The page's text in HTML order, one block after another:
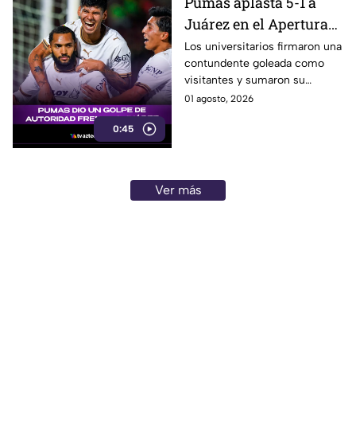
0:45
Juárez en el Apertura
2026
Los universitarios firmaron una
contundente goleada como
visitantes y sumaron su
segunda victoria consecutiva
01 agosto, 2026
Ver más